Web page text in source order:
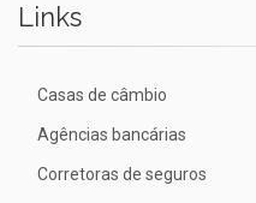
Links
Casas de câmbio
Agências bancárias
Corretoras de seguros